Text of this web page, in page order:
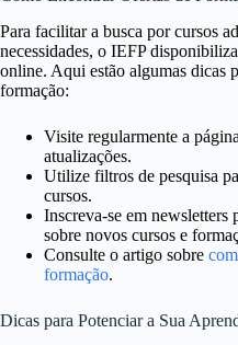
Para facilitar a busca por cursos
necessidades, o IEFP
online. Aqui estão algumas dicas
formação:
Visite regularmente a
atualizações.
Utilize filtros de pesquisa
cursos.
Inscreva-se em newsletters
sobre novos cursos e
Consulte o artigo sobre
formação.
Dicas para Potenciar a Sua